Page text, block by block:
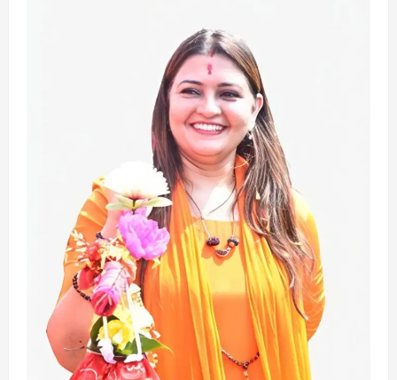
August 7, 2026
अपराध छत्तीसगढ़
बहन ने कारोबारी भाई पर लगाया करोड़ों रुपये
की धोखाधड़ी का आरोप
August 7, 2026